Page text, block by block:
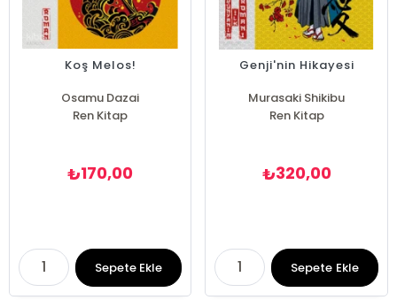
Koş Melos!
Osamu Dazai
Ren Kitap
₺170,00
Sepete Ekle
Genji'nin Hikayesi
Murasaki Shikibu
Ren Kitap
₺320,00
Sepete Ekle